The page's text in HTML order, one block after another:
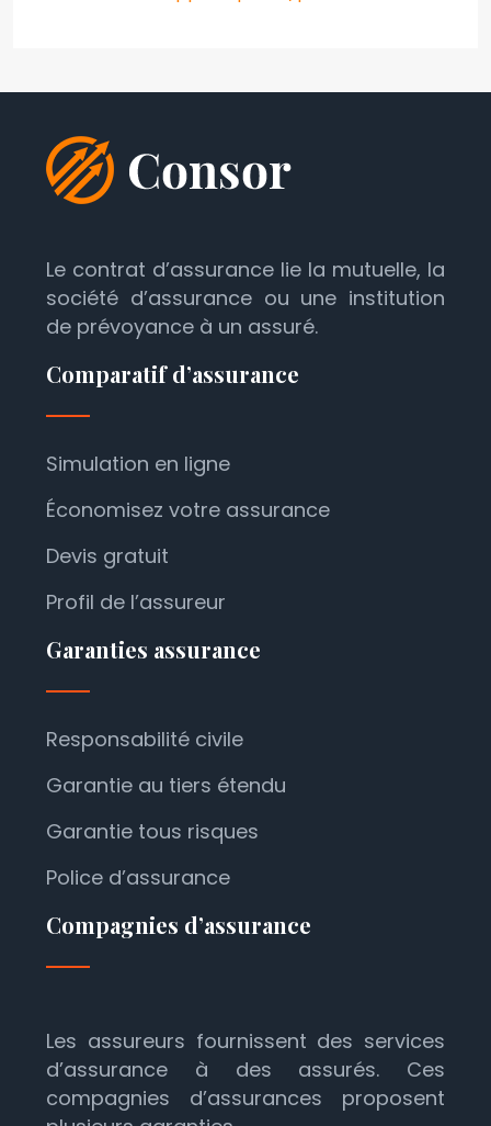
Le contrat d’assurance lie la mutuelle, la
société d’assurance ou une institution
de prévoyance à un assuré.
Comparatif d’assurance
Simulation en ligne
Économisez votre assurance
Devis gratuit
Profil de l’assureur
Garanties assurance
Responsabilité civile
Garantie au tiers étendu
Garantie tous risques
Police d’assurance
Compagnies d’assurance
Les assureurs fournissent des services
d’assurance à des assurés. Ces
compagnies d’assurances proposent